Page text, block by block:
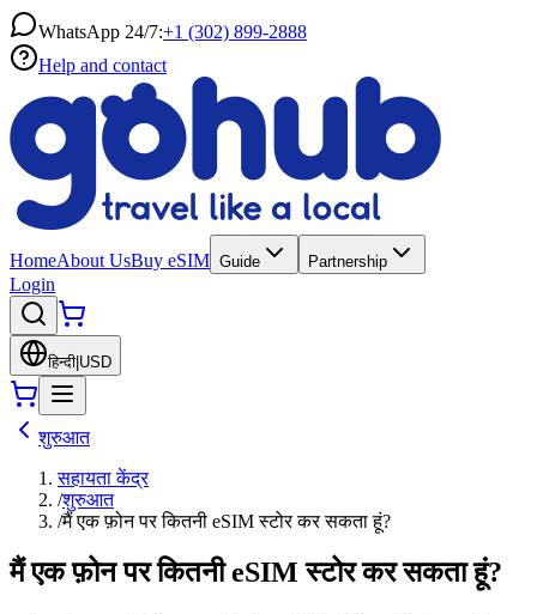
WhatsApp 24/7:+1 (302) 899-2888
Help and contact
HomeAbout UsBuy eSIM Guide Partnership
Login
हिन्दी USD
शुरुआत
सहायता केंद्र
/शुरुआत
/मैं एक फ़ोन पर कितनी eSIM स्टोर कर सकता हूं?
मैं एक फ़ोन पर कितनी eSIM स्टोर कर सकता हूं?